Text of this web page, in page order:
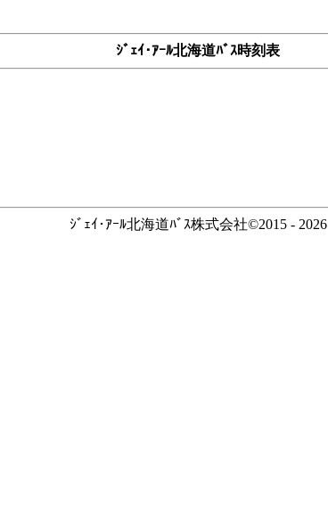
ｼﾞｪｲ･ｱｰﾙ北海道ﾊﾞｽ時刻表
ｼﾞｪｲ･ｱｰﾙ北海道ﾊﾞｽ株式会社©2015 - 2026